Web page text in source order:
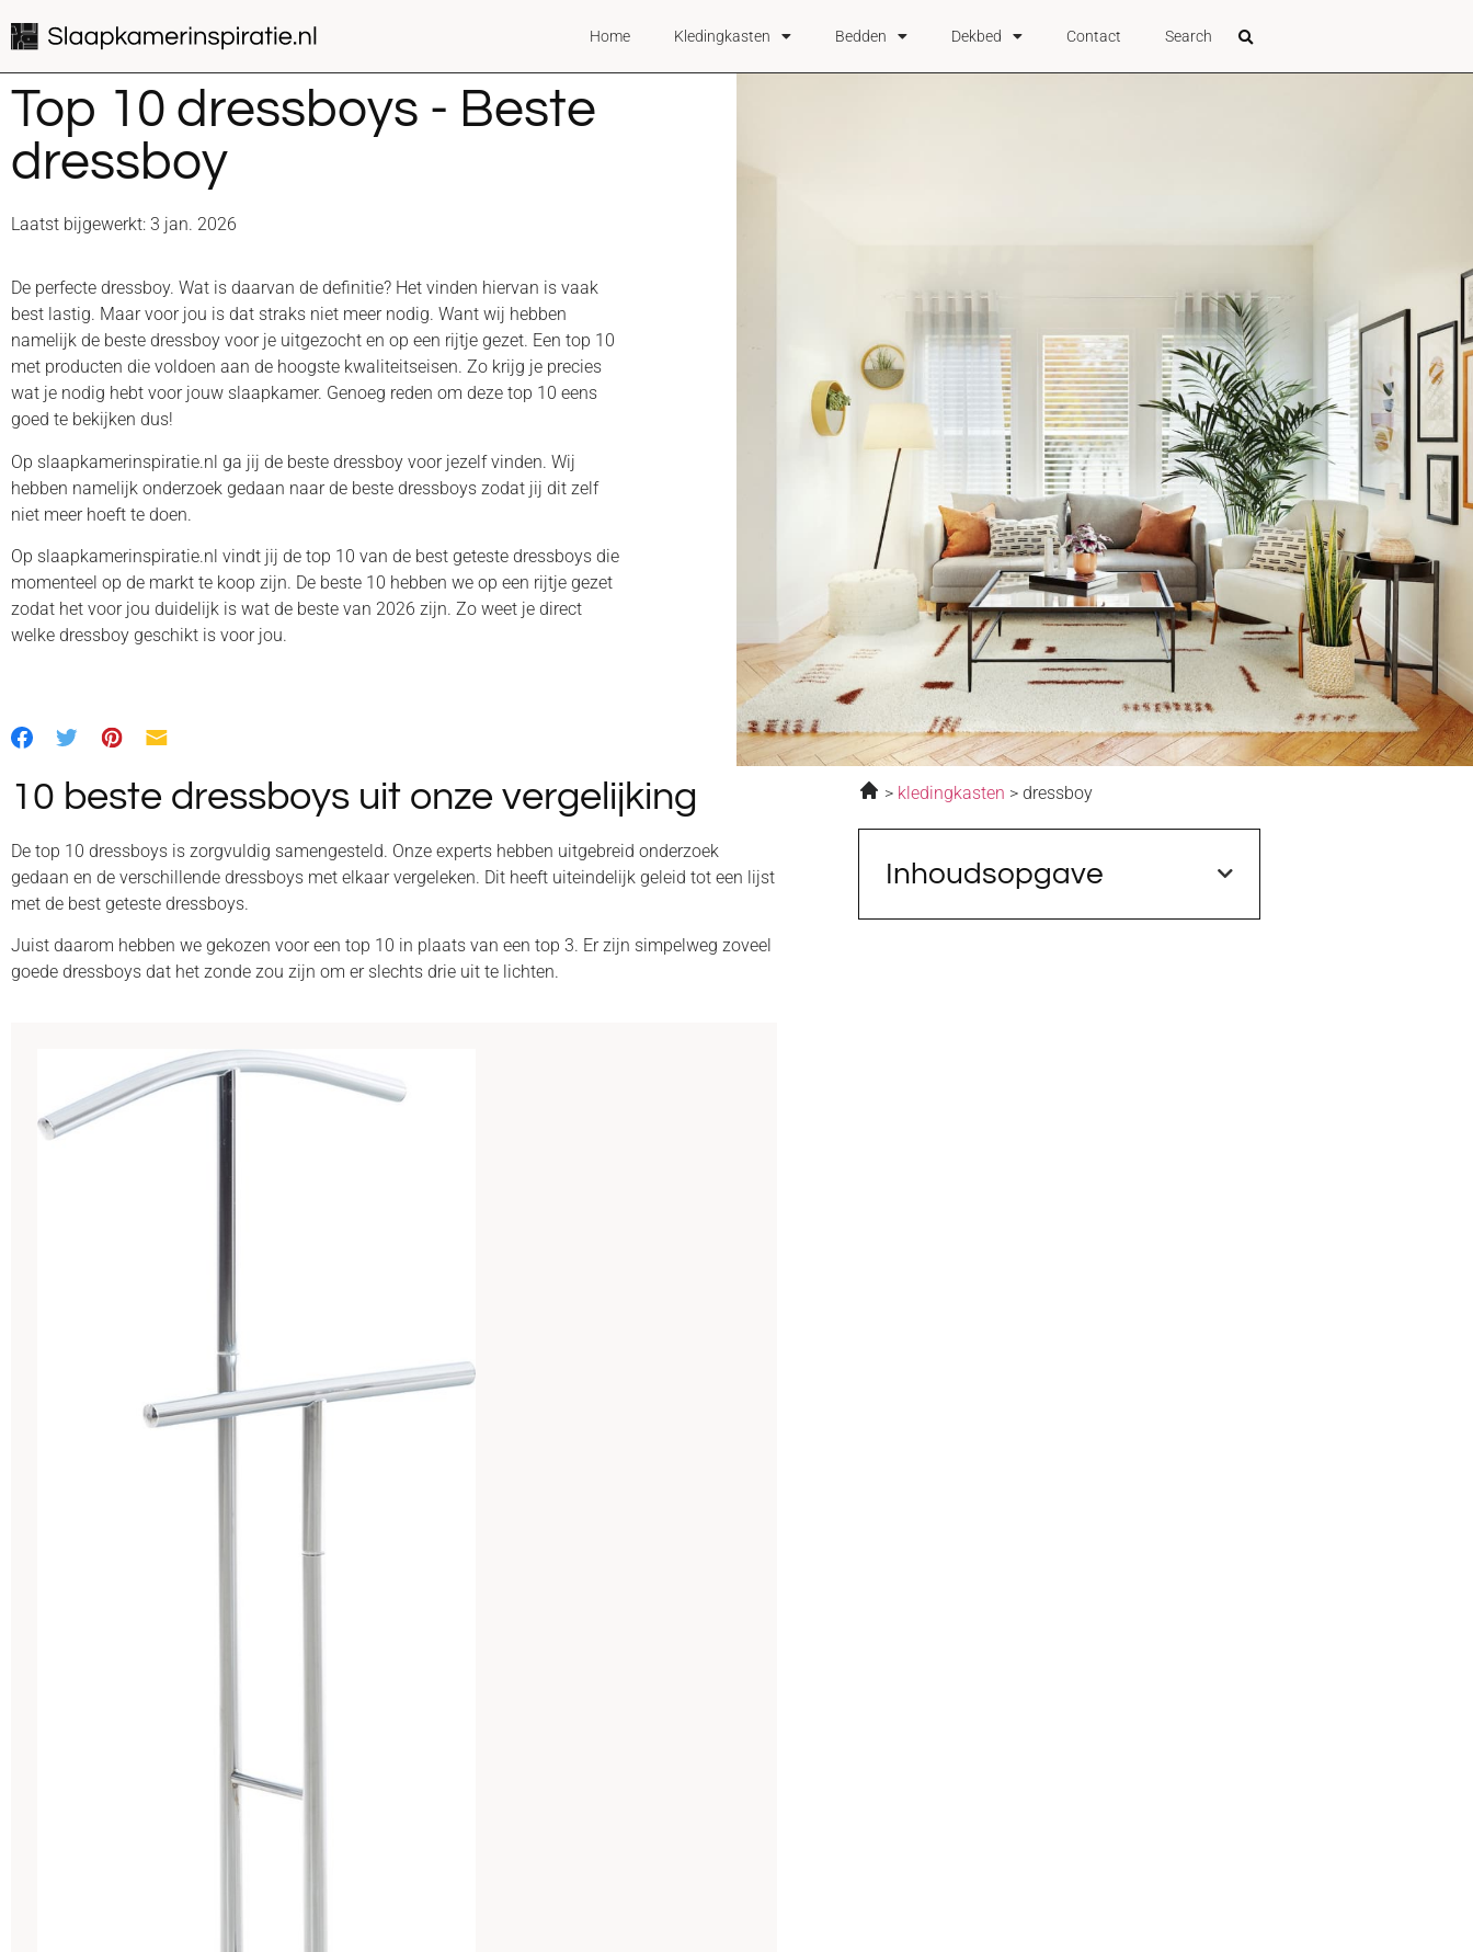
Home Kledingkasten Bedden Dekbed Contact Search
Top 10 dressboys - Beste
dressboy
Laatst bijgewerkt: 3 jan. 2026
De perfecte dressboy. Wat is daarvan de definitie? Het vinden hiervan is vaak
best lastig. Maar voor jou is dat straks niet meer nodig. Want wij hebben
namelijk de beste dressboy voor je uitgezocht en op een rijtje gezet. Een top 10
met producten die voldoen aan de hoogste kwaliteitseisen. Zo krijg je precies
wat je nodig hebt voor jouw slaapkamer. Genoeg reden om deze top 10 eens
goed te bekijken dus!
Op slaapkamerinspiratie.nl ga jij de beste dressboy voor jezelf vinden. Wij
hebben namelijk onderzoek gedaan naar de beste dressboys zodat jij dit zelf
niet meer hoeft te doen.
Op slaapkamerinspiratie.nl vindt jij de top 10 van de best geteste dressboys die
momenteel op de markt te koop zijn. De beste 10 hebben we op een rijtje gezet
zodat het voor jou duidelijk is wat de beste van 2026 zijn. Zo weet je direct
welke dressboy geschikt is voor jou.
10 beste dressboys uit onze vergelijking
De top 10 dressboys is zorgvuldig samengesteld. Onze experts hebben uitgebreid onderzoek
gedaan en de verschillende dressboys met elkaar vergeleken. Dit heeft uiteindelijk geleid tot een lijst
met de best geteste dressboys.
Juist daarom hebben we gekozen voor een top 10 in plaats van een top 3. Er zijn simpelweg zoveel
goede dressboys dat het zonde zou zijn om er slechts drie uit te lichten.
kledingkasten dressboy
Inhoudsopgave